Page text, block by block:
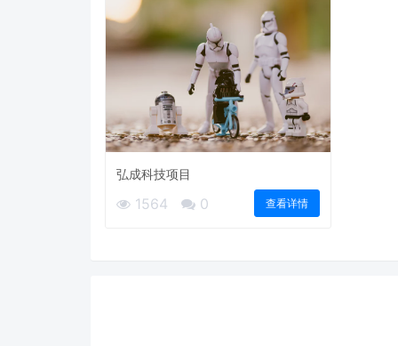
弘成科技项目
1564 0 查看详情